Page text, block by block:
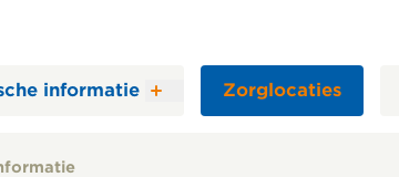
informatie Zorglocaties